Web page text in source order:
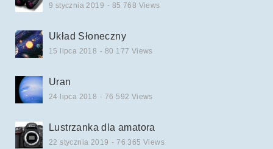
9 stycznia 2019 - 85 768 Views
Układ Słoneczny
15 lipca 2018 - 80 177 Views
Uran
24 lipca 2018 - 76 592 Views
Lustrzanka dla amatora
22 stycznia 2019 - 76 365 Views